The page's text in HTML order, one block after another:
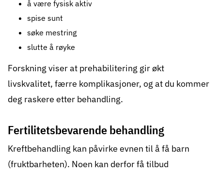
å være fysisk aktiv
spise sunt
søke mestring
slutte å røyke
Forskning viser at prehabilitering gir økt
livskvalitet, færre komplikasjoner, og at du kommer
deg raskere etter behandling.
Fertilitetsbevarende behandling
Kreftbehandling kan påvirke evnen til å få barn
(fruktbarheten). Noen kan derfor få tilbud